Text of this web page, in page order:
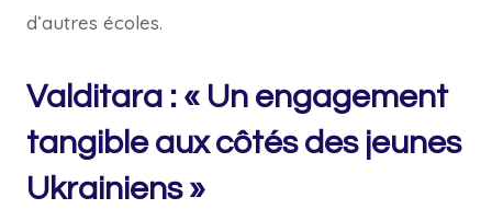
d’autres écoles.
Valditara : « Un engagement
tangible aux côtés des jeunes
Ukrainiens »